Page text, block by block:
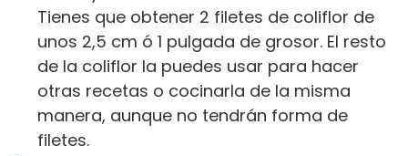
Tienes que obtener 2 filetes de coliflor de
unos 2,5 cm ó 1 pulgada de grosor. El resto
de la coliflor la puedes usar para hacer
otras recetas o cocinarla de la misma
manera, aunque no tendrán forma de
filetes.